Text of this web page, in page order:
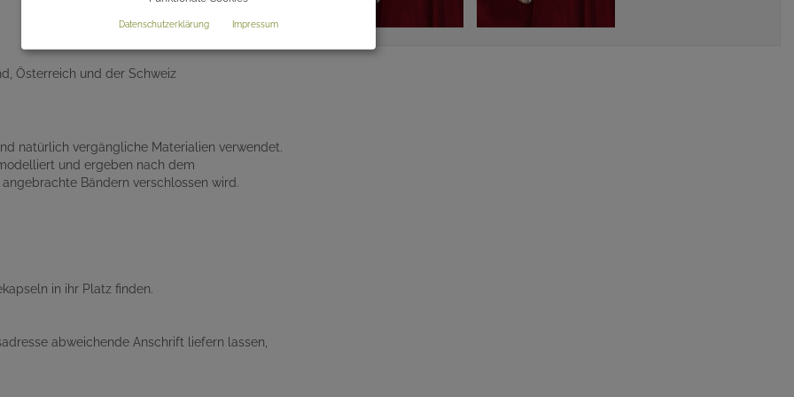
Österreich und der Schweiz
natürlich vergängliche Materialien verwendet.
und ergeben nach dem
Bändern verschlossen wird.
in ihr Platz finden.
abweichende Anschrift liefern lassen,
Datenschutzerklärung Impressum